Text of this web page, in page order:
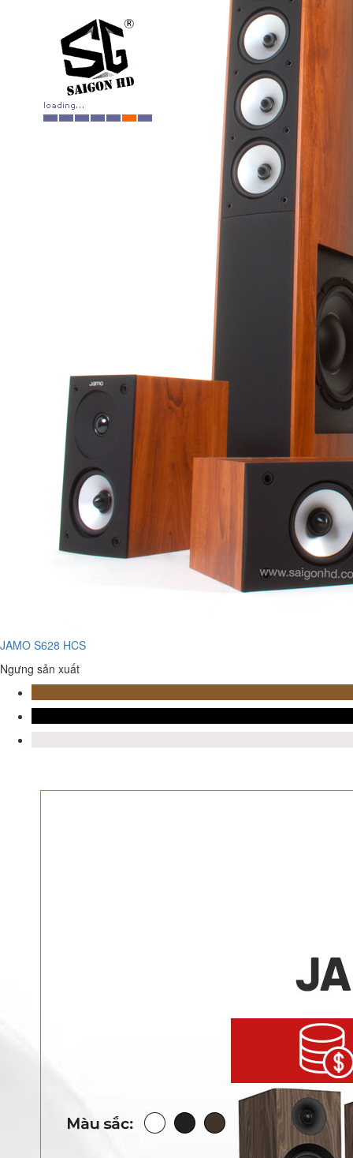
JAMO S628 HCS
Ngưng sản xuất